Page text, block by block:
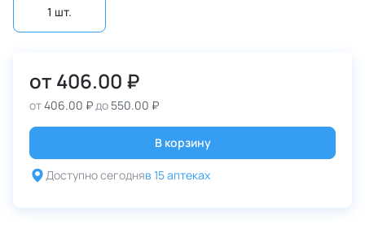
1 шт.
от 406.00 ₽
от406.00 ₽до 550.00 ₽
В корзину
Доступно сегодняв 15 аптеках